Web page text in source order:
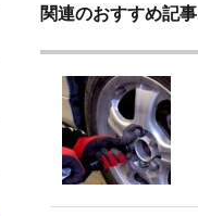
関連のおすすめ記事